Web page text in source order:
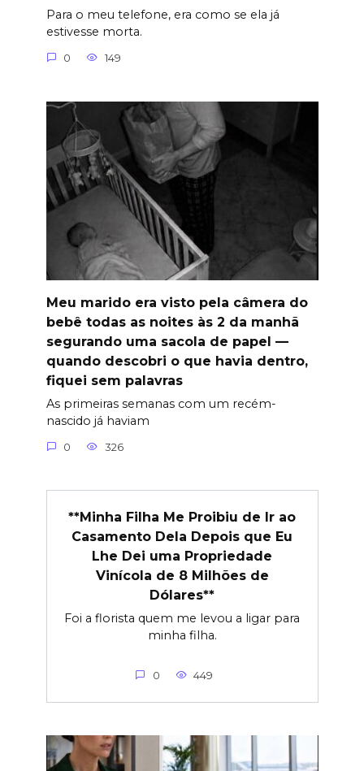
Para o meu telefone, era como se ela já
estivesse morta.
0 149
Meu marido era visto pela câmera do
bebê todas as noites às 2 da manhã
segurando uma sacola de papel —
quando descobri o que havia dentro,
fiquei sem palavras
As primeiras semanas com um recém-
nascido já haviam
0 326
**Minha Filha Me Proibiu de Ir ao
Casamento Dela Depois que Eu
Lhe Dei uma Propriedade
Vinícola de 8 Milhões de
Dólares**
Foi a florista quem me levou a ligar para
minha filha.
0 449